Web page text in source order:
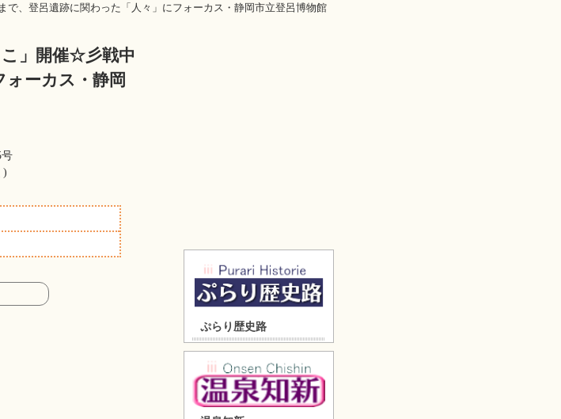
、登呂遺跡に関わった「人々」にフォーカス・静岡市立登呂博物館
」開催☆彡戦中
ーカス・静岡
)
ぷらり歴史路